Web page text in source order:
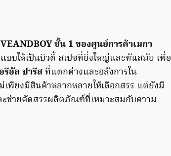
ชั้น 1 ของศูนย์การค้าเมกา
บบให้เป็นบิวตี้ สเปซที่ยิ่งใหญ่และทันสมัย เพื่อ
รีอัล ปารีสที่แตกต่างและอลังการใน
พียงมีสินค้าหลากหลายให้เลือกสรร แต่ยังมี
ช่วยคัดสรรผลิตภัณฑ์ที่เหมาะสมกับความ